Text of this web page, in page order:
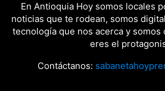
En Antioquia Hoy somos locales
noticias que te rodean, somos
tecnología que nos acerca y somos
eres el
Contáctanos: